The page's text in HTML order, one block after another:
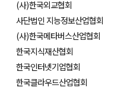
(사)한국외교협회
사단법인 지능정보산업협회
(사)한국메타버스산업협회
한국지식재산협회
한국인터넷기업협회
한국클라우드산업협회